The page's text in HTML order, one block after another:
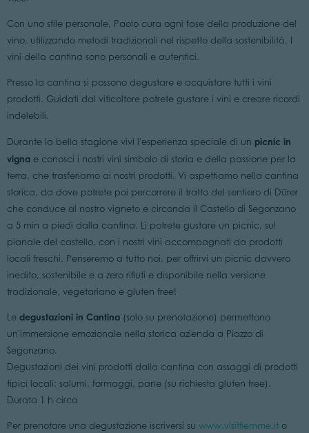
Con uno stile personale, Paolo cura ogni fase della produzione del
vino, utilizzando metodi tradizionali nel rispetto della sostenibilità. I
vini della cantina sono personali e autentici.
Presso la cantina si possono degustare e acquistare tutti i vini
prodotti. Guidati dal viticoltore potrete gustare i vini e creare ricordi
indelebili.
Durante la bella stagione vivi l'esperienza speciale di un picnic in
vigna e conosci i nostri vini simbolo di storia e della passione per la
terra, che trasferiamo ai nostri prodotti. Vi aspettiamo nella cantina
storica, da dove potrete poi percorrere il tratto del sentiero di Dürer
che conduce al nostro vigneto e circonda il Castello di Segonzano
a 5 min a piedi dalla cantina. Lì potrete gustare un picnic, sul
pianale del castello, con i nostri vini accompagnati da prodotti
locali freschi. Penseremo a tutto noi, per offrirvi un picnic davvero
inedito, sostenibile e a zero rifiuti e disponibile nella versione
tradizionale, vegetariano e gluten free!
Le degustazioni in Cantina (solo su prenotazione) permettono
un'immersione emozionale nella storica azienda a Piazzo di
Segonzano.
Degustazioni dei vini prodotti dalla cantina con assaggi di prodotti
tipici locali: salumi, formaggi, pane (su richiesta gluten free).
Durata 1 h circa
Per prenotare una degustazione iscriversi su www.visitfiemme.ito